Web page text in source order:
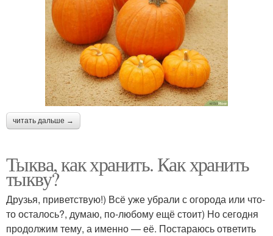
читать дальше →
Тыква, как хранить. Как хранить
тыкву?
Друзья, приветствую!) Всё уже убрали с огорода или что-
то осталось?, думаю, по-любому ещё стоит) Но сегодня
продолжим тему, а именно — её. Постараюсь ответить